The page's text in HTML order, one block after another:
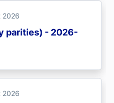
2026
parities) - 2026-
2026